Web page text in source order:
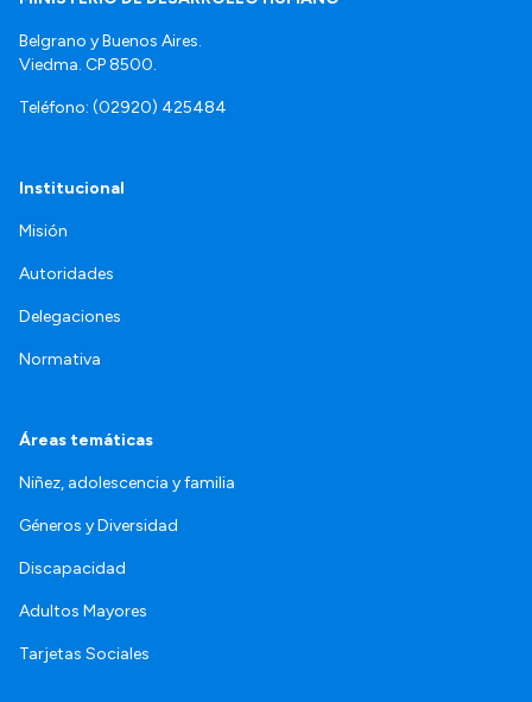
Belgrano y Buenos Aires.
Viedma. CP 8500.
Teléfono: (02920) 425484
Institucional
Misión
Autoridades
Delegaciones
Normativa
Áreas temáticas
Niñez, adolescencia y familia
Géneros y Diversidad
Discapacidad
Adultos Mayores
Tarjetas Sociales